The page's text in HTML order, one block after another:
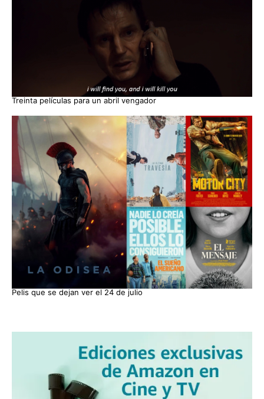
Treinta películas para un abril vengador
Pelis que se dejan ver el 24 de julio